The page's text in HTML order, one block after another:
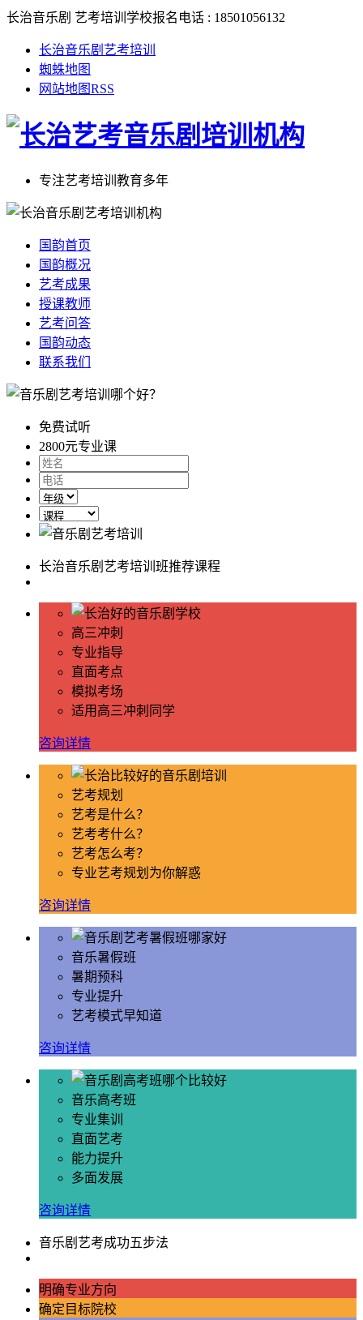
长治音乐剧 艺考培训学校报名电话 : 18501056132
长治音乐剧艺考培训
蜘蛛地图
网站地图RSS
专注艺考培训教育多年
国韵首页
国韵概况
艺考成果
授课教师
艺考问答
国韵动态
联系我们
免费试听
2800元专业课
长治音乐剧艺考培训班推荐课程
高三冲刺
专业指导
直面考点
模拟考场
适用高三冲刺同学
咨询详情
艺考规划
艺考是什么？
艺考考什么？
艺考怎么考？
专业艺考规划为你解惑
咨询详情
音乐暑假班
暑期预科
专业提升
艺考模式早知道
咨询详情
音乐高考班
专业集训
直面艺考
能力提升
多面发展
咨询详情
音乐剧艺考成功五步法
明确专业方向
确定目标院校